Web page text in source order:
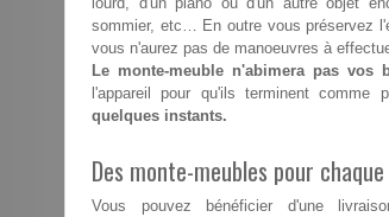
sommier, etc… En outre vous préservez
vous n'aurez pas de manoeuvres à
Le monte-meuble n'abimera pas vos
l'appareil pour qu'ils terminent
quelques instants.
Des monte-meubles pour
Vous pouvez bénéficier d'une